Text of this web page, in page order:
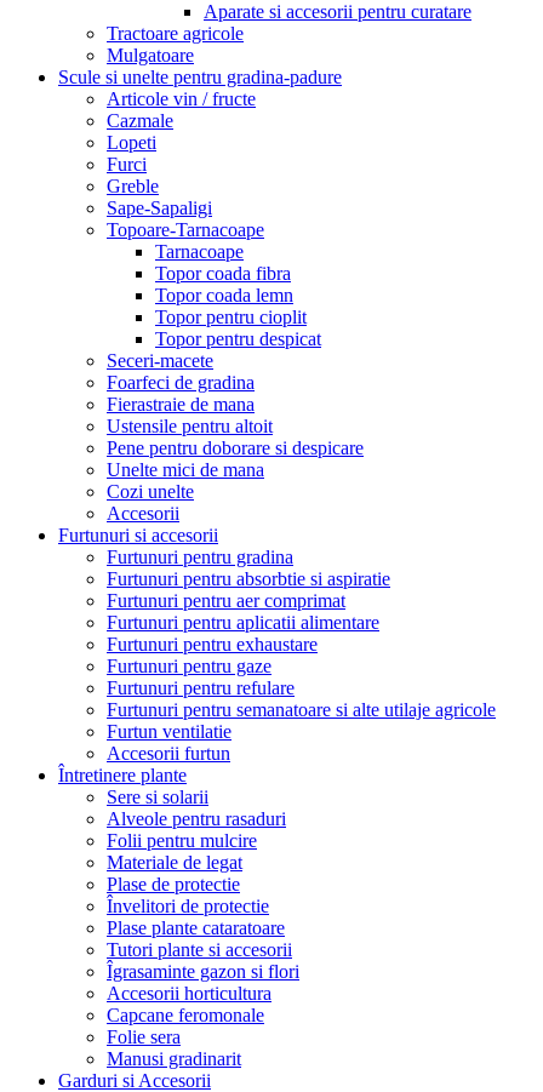
Aparate si accesorii pentru curatare
Tractoare agricole
Mulgatoare
Scule si unelte pentru gradina-padure
Articole vin / fructe
Cazmale
Lopeti
Furci
Greble
Sape-Sapaligi
Topoare-Tarnacoape
Tarnacoape
Topor coada fibra
Topor coada lemn
Topor pentru cioplit
Topor pentru despicat
Seceri-macete
Foarfeci de gradina
Fierastraie de mana
Ustensile pentru altoit
Pene pentru doborare si despicare
Unelte mici de mana
Cozi unelte
Accesorii
Furtunuri si accesorii
Furtunuri pentru gradina
Furtunuri pentru absorbtie si aspiratie
Furtunuri pentru aer comprimat
Furtunuri pentru aplicatii alimentare
Furtunuri pentru exhaustare
Furtunuri pentru gaze
Furtunuri pentru refulare
Furtunuri pentru semanatoare si alte utilaje agricole
Furtun ventilatie
Accesorii furtun
Întretinere plante
Sere si solarii
Alveole pentru rasaduri
Folii pentru mulcire
Materiale de legat
Plase de protectie
Învelitori de protectie
Plase plante cataratoare
Tutori plante si accesorii
Îgrasaminte gazon si flori
Accesorii horticultura
Capcane feromonale
Folie sera
Manusi gradinarit
Garduri si Accesorii